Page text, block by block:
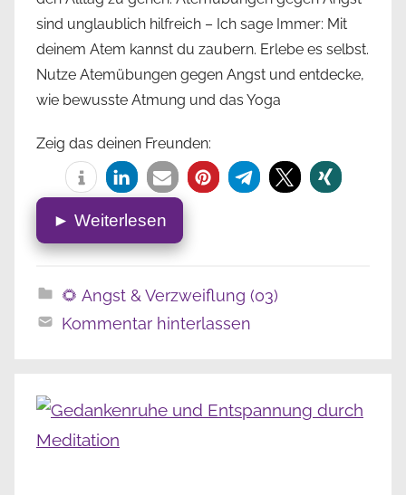
sind unglaublich hilfreich – Ich sage Immer: Mit
deinem Atem kannst du zaubern. Erlebe es selbst.
Nutze Atemübungen gegen Angst und entdecke,
wie bewusste Atmung und das Yoga
Zeig das deinen Freunden:
► Weiterlesen
🌻 Angst & Verzweiflung (03)
Kommentar hinterlassen